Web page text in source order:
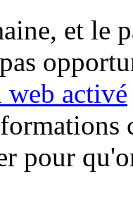
et le
web activé
pour